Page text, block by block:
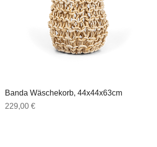
Banda Wäschekorb, 44x44x63cm
Preis
229,00 €